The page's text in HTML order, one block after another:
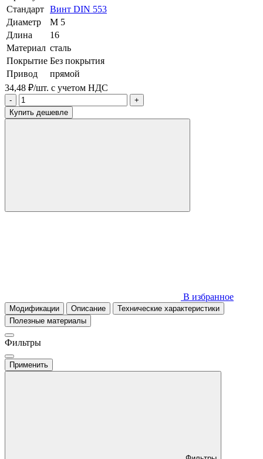
Стандарт Винт DIN 553
Диаметр
М 5
Длина
16
Материал сталь
Покрытие Без покрытия
Привод
прямой
34,48 ₽/шт. с учетом НДС
-
+
Купить дешевле
В избранное
Модификации Описание
Технические характеристики
Полезные материалы
Фильтры
Применить